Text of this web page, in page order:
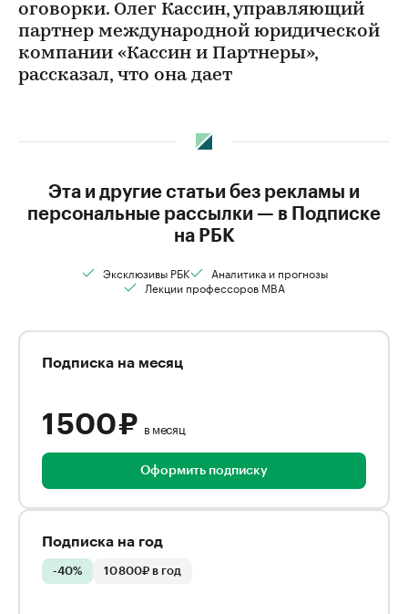
оговорки. Олег Кассин, управляющий
партнер международной юридической
компании «Кассин и Партнеры»,
рассказал, что она дает
Эта и другие статьи без рекламы и
персональные рассылки — в Подписке
на РБК
Эксклюзивы РБК
Аналитика и прогнозы
Лекции профессоров MBA
Подписка на месяц
1 500 ₽ в месяц
Оформить подписку
Подписка на год
-40% 10 800₽ в год